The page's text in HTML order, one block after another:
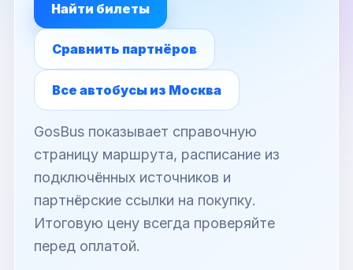
Найти билеты
Сравнить партнёров
Все автобусы из Москва
GosBus показывает справочную
страницу маршрута, расписание из
подключённых источников и
партнёрские ссылки на покупку.
Итоговую цену всегда проверяйте
перед оплатой.